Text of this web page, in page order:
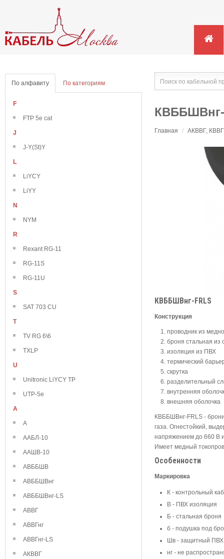
По алфавиту По категориям
F
FTP 5e cat
J
J-Y(St)Y
L
LiYCY
LiYY
N
NYM
R
Rexant RG-11
RG-11S
RG-11U
S
SAT 703 CU
T
TV RG 6\6
TXLP
U
Unitronic LiYCY TP
UTP-5e
А
А
ААБЛ-10
ААШВ-10
АВББШВ
АВББШВнг
АВББШВнг-LS
АВВГ
АВВГнг
АВВГнг-LS
АКВВГ
КВББШВнг-
Главная / АКВВГ,
КВББШВнг-FRLS
Конструкция
проводник из
броня стальная
изоляция из ПВХ
термический
скрутка
разделительный
внутренняя
внешняя оболочка
КВББШВнг-FRLS -
газа. Огнестойкий,
напряжением до 660 В
Имеет медный
Особенности
Маркировка
К - контрольный
В - ПВХ изоляция
Б - стальная броня
б - подушка под
Шв - защитный ПВХ
нг - не